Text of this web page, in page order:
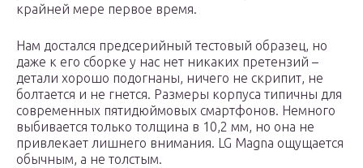
крайней мере первое время.
Нам достался предсерийный тестовый образец, но
даже к его сборке у нас нет никаких претензий –
детали хорошо подогнаны, ничего не скрипит, не
болтается и не гнется. Размеры корпуса типичны для
современных пятидюймовых смартфонов. Немного
выбивается только толщина в 10,2 мм, но она не
привлекает лишнего внимания. LG Magna ощущается
обычным, а не толстым.